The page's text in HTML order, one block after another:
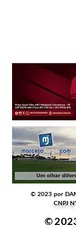
© 2023 por
CNPJ
©